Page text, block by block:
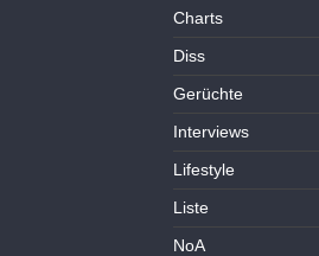
Charts
Diss
Gerüchte
Interviews
Lifestyle
Liste
NoA